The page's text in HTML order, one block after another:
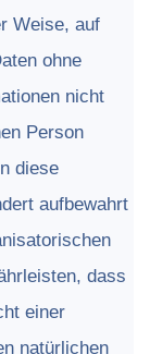
Weise, auf
ohne
nicht
Person
diese
aufbewahrt
dass
einer
natürlichen